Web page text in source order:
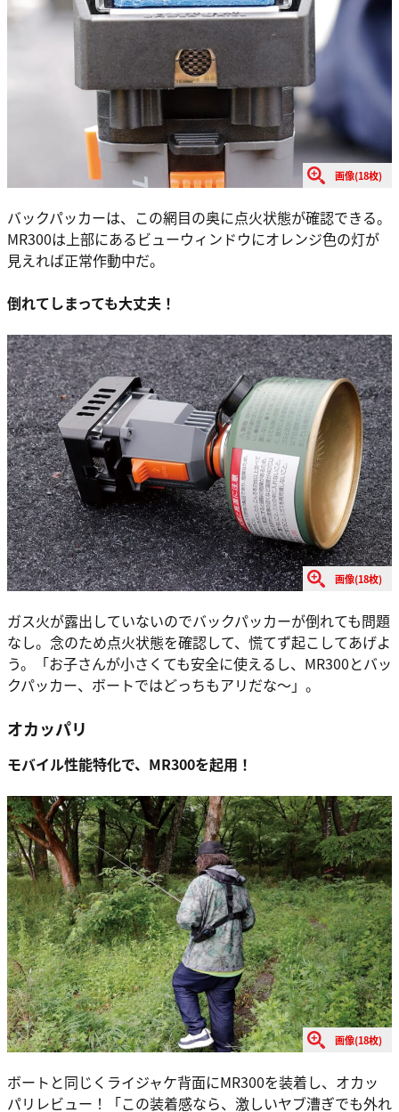
画像(18枚)
バックパッカーは、この網目の奥に点火状態が確認できる。
MR300は上部にあるビューウィンドウにオレンジ色の灯が
見えれば正常作動中だ。
倒れてしまっても大丈夫！
画像(18枚)
ガス火が露出していないのでバックパッカーが倒れても問題
なし。念のため点火状態を確認して、慌てず起こしてあげよ
う。「お子さんが小さくても安全に使えるし、MR300とバッ
クパッカー、ボートではどっちもアリだな～」。
オカッパリ
モバイル性能特化で、MR300を起用！
画像(18枚)
ボートと同じくライジャケ背面にMR300を装着し、オカッ
パリレビュー！「この装着感なら、激しいヤブ漕ぎでも外れ